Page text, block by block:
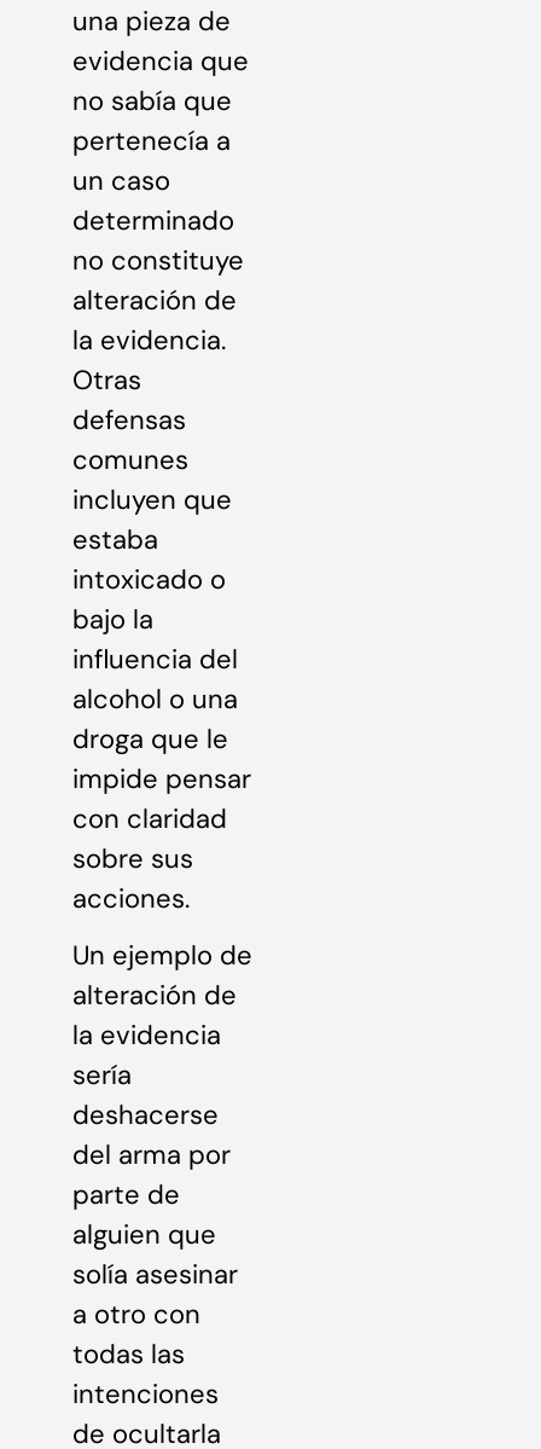
una pieza de
evidencia que
no sabía que
pertenecía a
un caso
determinado
no constituye
alteración de
la evidencia.
Otras
defensas
comunes
incluyen que
estaba
intoxicado o
bajo la
influencia del
alcohol o una
droga que le
impide pensar
con claridad
sobre sus
acciones.
Un ejemplo de
alteración de
la evidencia
sería
deshacerse
del arma por
parte de
alguien que
solía asesinar
a otro con
todas las
intenciones
de ocultarla